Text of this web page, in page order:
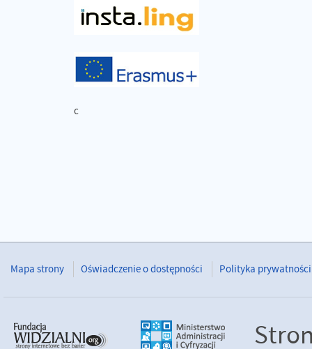
c
Mapa strony Oświadczenie o dostępności Polityka prywatności